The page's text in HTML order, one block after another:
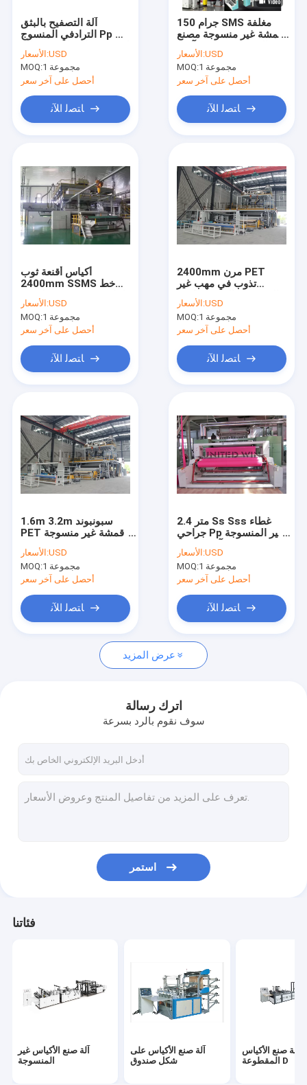
المنتجات
أشرطة فيديو
حول بنا
آلة صنع الأكياس غير المنسوجة
آلة صنع الأكياس على شكل صندوق
آلة صنع الأكياس المقطوعة W
آلة الحز غير المنسوجة
آلة صنع المنتجات التي يمكن التخلص منها
آلة النسيج غير المنسوج Meltblown
آلة التصفيح بالبثق
الترادفي المنسوج Pp T
لمصنع قماش المنسوجات
الأسعار:USD
MOQ:
1 مجموعة
أحصل على آخر سعر
ﺎﺘﺼﻟ ﺍﻶﻧ
150 جرام SMS مغلفة
أقمشة غير منسوجة مصنع
آلات Meltblown عالية
السرعة
الأسعار:USD
MOQ:
1 مجموعة
أحصل على آخر سعر
ﺎﺘﺼﻟ ﺍﻶﻧ
أكياس أقنعة ثوب
2400mm SSMS خط
إنتاج غير منسوج بوليستر
سبونبوند
الأسعار:USD
MOQ:
1 مجموعة
أحصل على آخر سعر
ﺎﺘﺼﻟ ﺍﻶﻧ
2400mm مرن PET
تذوب في مهب غير
المنسوجة النسيج ماكينة
الشركة المصنعة
الأسعار:USD
MOQ:
1 مجموعة
أحصل على آخر سعر
ﺎﺘﺼﻟ ﺍﻶﻧ
1.6m 3.2m سبونبوند
PET أقمشة غير منسوجة
ماكينة سبونبوند بثق خط
الصين المزود
الأسعار:USD
MOQ:
1 مجموعة
أحصل على آخر سعر
ﺎﺘﺼﻟ ﺍﻶﻧ
2.4 متر Ss Sss غطاء
جراحي Pp غير المنسوجة
النسيج آلة التصنيع
الأسعار:USD
MOQ:
1 مجموعة
أحصل على آخر سعر
ﺎﺘﺼﻟ ﺍﻶﻧ
عرض المزيد
اترك رسالة
سوف نقوم بالرد بسرعة
استمر
فئاتنا
آلة صنع الأكياس غير
المنسوجة
آلة صنع الأكياس على
شكل صندوق
آلة صنع الأكياس
المقطوعة D